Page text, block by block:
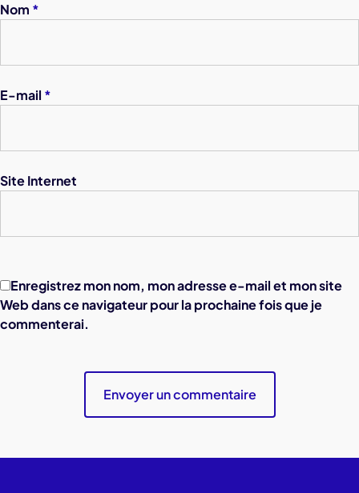
Nom *
E-mail *
Site Internet
Enregistrez mon nom, mon adresse e-mail et mon site
Web dans ce navigateur pour la prochaine fois que je
commenterai.